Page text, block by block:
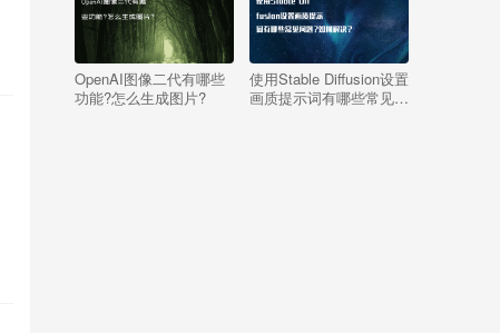
OpenAI图像二代有哪些
功能?怎么生成图片?
使用Stable Diffusion设置
画质提示词有哪些常见问